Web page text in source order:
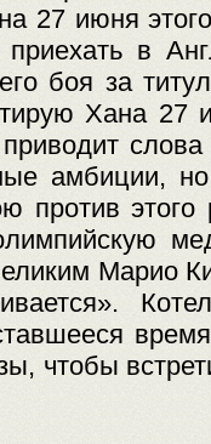
27 июня
в
боя за
Хана 27
амбиции,
против
Марио
чтобы